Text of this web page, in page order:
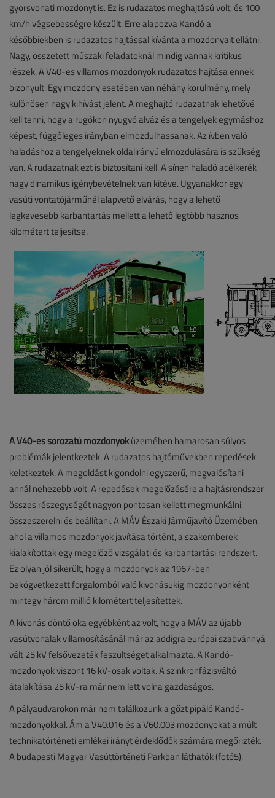
gyorsvonati mozdonyt is. Ez is rudazatos meghajtású volt, és 100
km/h végsebességre készült. Erre alapozva Kandó a
későbbiekben is rudazatos hajtással kívánta a mozdonyait ellátni.
Nagy, összetett műszaki feladatoknál mindig vannak kritikus
részek. A V40-es villamos mozdonyok rudazatos hajtása ennek
bizonyult. Egy mozdony esetében van néhány körülmény, mely
különösen nagy kihívást jelent. A meghajtó rudazatnak lehetővé
kell tenni, hogy a rugókon nyugvó alváz és a tengelyek egymáshoz
képest, függőleges irányban elmozdulhassanak. Az ívben való
haladáshoz a tengelyeknek oldalirányú elmozdulására is szükség
van. A rudazatnak ezt is biztosítani kell. A sínen haladó acélkerék
nagy dinamikus igénybevételnek van kitéve. Ugyanakkor egy
vasúti vontatójárműnél alapvető elvárás, hogy a lehető
legkevesebb karbantartás mellett a lehető legtöbb hasznos
kilométert teljesítse.
A V40-es sorozatú mozdonyoküzemében hamarosan súlyos
problémák jelentkeztek. A rudazatos hajtóművekben repedések
keletkeztek. A megoldást kigondolni egyszerű, megvalósítani
annál nehezebb volt. A repedések megelőzésére a hajtásrendszer
összes részegységét nagyon pontosan kellett megmunkálni,
összeszerelni és beállítani. A MÁV Északi Járműjavító Üzemében,
ahol a villamos mozdonyok javítása történt, a szakemberek
kialakítottak egy megelőző vizsgálati és karbantartási rendszert.
Ez olyan jól sikerült, hogy a mozdonyok az 1967-ben
bekögvetkezett forgalomból való kivonásukig mozdonyonként
mintegy három millió kilométert teljesítettek.
A kivonás döntő oka egyébként az volt, hogy a MÁV az újabb
vasútvonalak villamosításánál már az addigra európai szabvánnyá
vált 25 kV felsővezeték feszültséget alkalmazta. A Kandó-
mozdonyok viszont 16 kV-osak voltak. A szinkronfázisváltó
átalakítása 25 kV-ra már nem lett volna gazdaságos.
A pályaudvarokon már nem találkozunk a gőzt pipáló Kandó-
mozdonyokkal. Ám a V40.016 és a V60.003 mozdonyokat a múlt
technikatörténeti emlékei irányt érdeklődők számára megőrizték.
A budapesti Magyar Vasúttörténeti Parkban láthatók (fotó5).